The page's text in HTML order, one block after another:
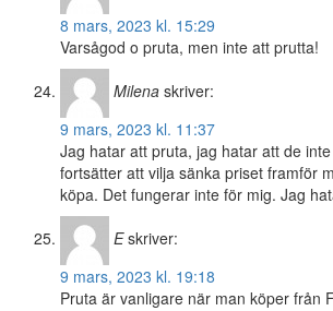
8 mars, 2023 kl. 15:29
Varsågod o pruta, men inte att prutta!
Milena skriver:
9 mars, 2023 kl. 11:37
Jag hatar att pruta, jag hatar att de
fortsätter att vilja sänka priset framför
köpa. Det fungerar inte för mig. Jag
E skriver:
9 mars, 2023 kl. 19:18
Pruta är vanligare när man köper från